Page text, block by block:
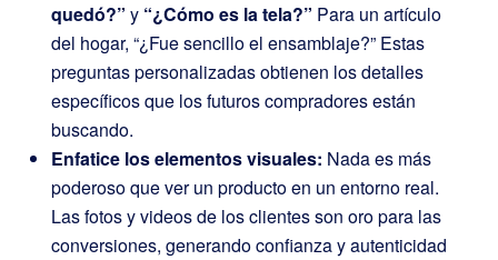
quedó?” y “¿Cómo es la tela?” Para un artículo
del hogar, “¿Fue sencillo el ensamblaje?” Estas
preguntas personalizadas obtienen los detalles
específicos que los futuros compradores están
buscando.
Enfatice los elementos visuales: Nada es más
poderoso que ver un producto en un entorno real.
Las fotos y videos de los clientes son oro para las
conversiones, generando confianza y autenticidad